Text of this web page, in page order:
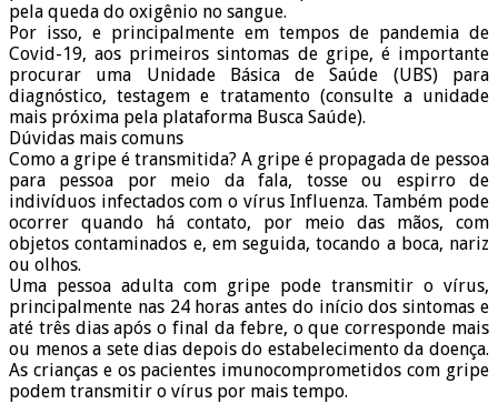
pela queda do oxigênio no sangue.
Por isso, e principalmente em tempos de pandemia de
Covid-19, aos primeiros sintomas de gripe, é importante
procurar uma Unidade Básica de Saúde (UBS) para
diagnóstico, testagem e tratamento (consulte a unidade
mais próxima pela plataforma Busca Saúde).
Dúvidas mais comuns
Como a gripe é transmitida? A gripe é propagada de pessoa
para pessoa por meio da fala, tosse ou espirro de
indivíduos infectados com o vírus Influenza. Também pode
ocorrer quando há contato, por meio das mãos, com
objetos contaminados e, em seguida, tocando a boca, nariz
ou olhos.
Uma pessoa adulta com gripe pode transmitir o vírus,
principalmente nas 24 horas antes do início dos sintomas e
até três dias após o final da febre, o que corresponde mais
ou menos a sete dias depois do estabelecimento da doença.
As crianças e os pacientes imunocomprometidos com gripe
podem transmitir o vírus por mais tempo.